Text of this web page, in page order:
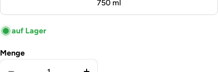
750 ml
auf Lager
Menge